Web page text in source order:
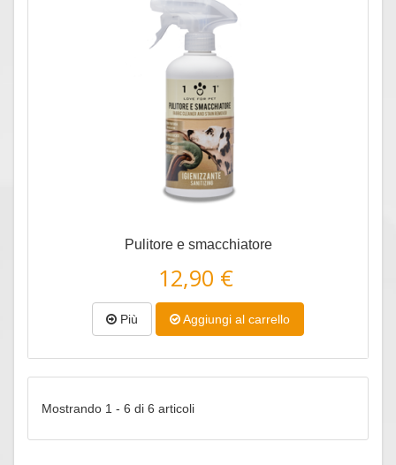
Pulitore e smacchiatore
12,90 €
Più Aggiungi al carrello
Mostrando 1 - 6 di 6 articoli